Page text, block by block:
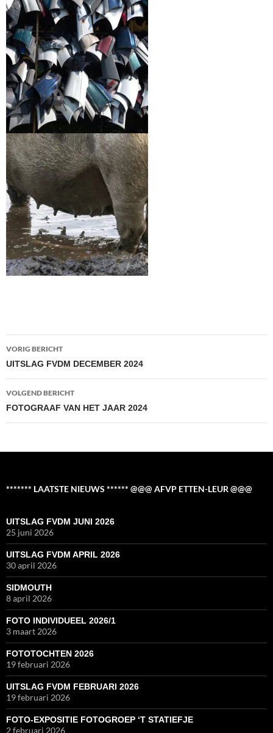
Bericht
navigatie
VORIG BERICHT
UITSLAG FVDM DECEMBER 2024
VOLGEND BERICHT
FOTOGRAAF VAN HET JAAR 2024
******* LAATSTE NIEUWS ****** @@@ AFVP ETTEN-LEUR @@@
UITSLAG FVDM JUNI 2026
25 juni 2026
UITSLAG FVDM APRIL 2026
30 april 2026
SIDMOUTH
8 april 2026
FOTO INDIVIDUEEL 2026/1
3 maart 2026
FOTOTOCHTEN 2026
19 februari 2026
UITSLAG FVDM FEBRUARI 2026
19 februari 2026
FOTO-EXPOSITIE FOTOGROEP ‘T STATIEFJE
2 februari 2026